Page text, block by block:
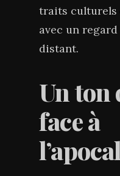
traits culturels
avec un
distant.
Un ton
face à